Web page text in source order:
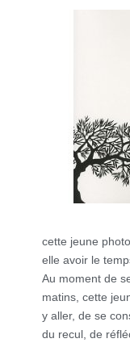
cette jeune
elle avoir le
Au moment de
matins, cette
y aller, de se
du recul, de